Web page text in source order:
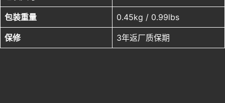
包装重量 0.45kg / 0.99lbs
保修 3年返厂质保期